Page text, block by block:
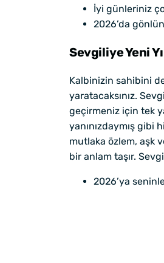
İyi günleriniz
2026’da
Sevgiliye Yeni
Kalbinizin sahibini
yaratacaksınız.
geçirmeniz için tek
yanınızdaymış
mutlaka özlem, aşk
bir anlam taşır.
2026’ya